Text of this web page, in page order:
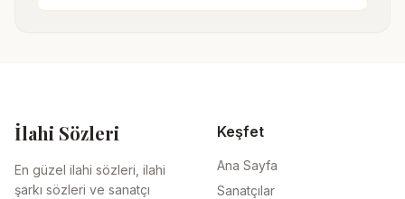
İlahi Sözleri
En güzel ilahi sözleri, ilahi
şarkı sözleri ve sanatçı
Keşfet
Ana Sayfa
Sanatçılar